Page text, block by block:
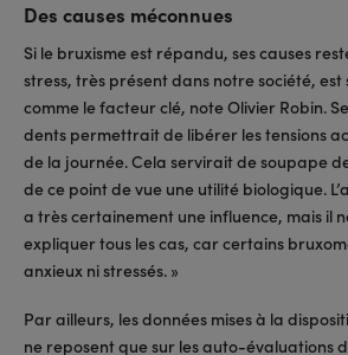
Des causes méconnues
Si le bruxisme est répandu, ses causes
stress, très présent dans notre société,
comme le facteur clé, note Olivier Robin.
dents permettrait de libérer les tensions
de la journée. Cela servirait de soupape
de ce point de vue une utilité biologique.
a très certainement une influence, mais il
expliquer tous les cas, car certains
anxieux ni stressés. »
Par ailleurs, les données mises à la
ne reposent que sur les auto-évaluations